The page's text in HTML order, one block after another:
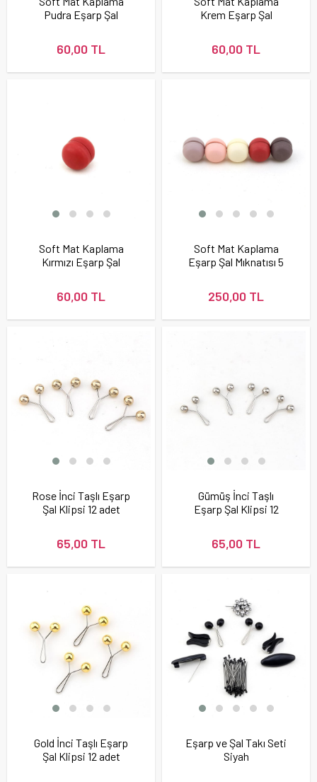
Pudra Eşarp Şal
60,00 TL
Krem Eşarp Şal
60,00 TL
Soft Mat Kaplama
Kırmızı Eşarp Şal
60,00 TL
Soft Mat Kaplama
Eşarp Şal Mıknatısı 5
250,00 TL
Rose İnci Taşlı Eşarp
Şal Klipsi 12 adet
65,00 TL
Gümüş İnci Taşlı
Eşarp Şal Klipsi 12
65,00 TL
Gold İnci Taşlı Eşarp
Şal Klipsi 12 adet
Eşarp ve Şal Takı Seti
Siyah